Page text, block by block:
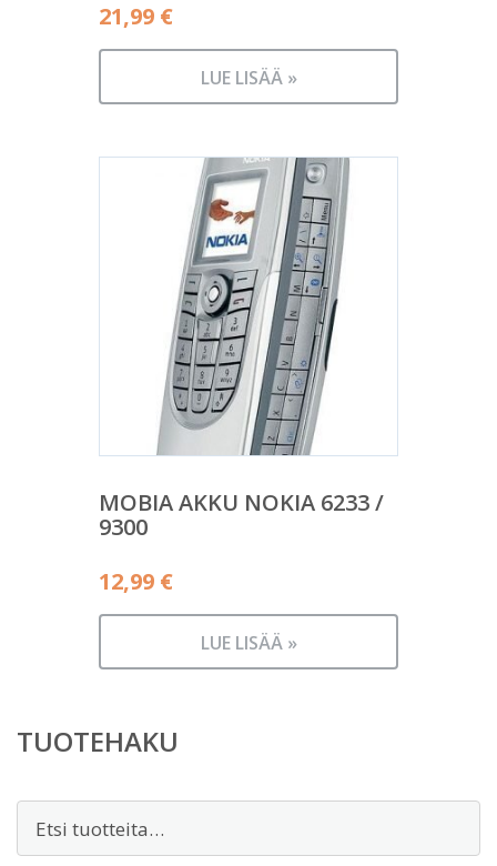
21,99 €
LUE LISÄÄ »
MOBIA AKKU NOKIA 6233 /
9300
12,99 €
LUE LISÄÄ »
TUOTEHAKU